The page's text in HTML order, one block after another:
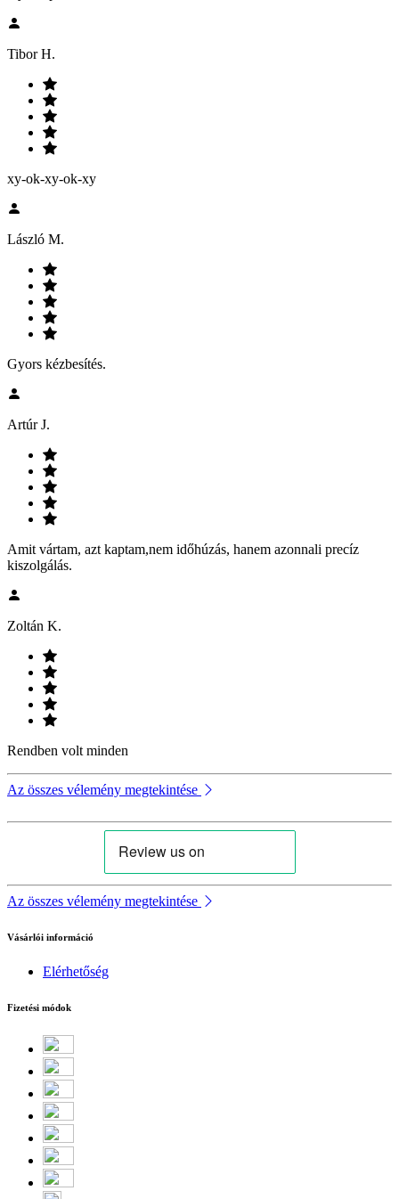
Tibor H.
xy-ok-xy-ok-xy
László M.
Gyors kézbesítés.
Artúr J.
Amit vártam, azt kaptam,nem időhúzás, hanem azonnali precíz
kiszolgálás.
Zoltán K.
Rendben volt minden
Az összes vélemény megtekintése
Az összes vélemény megtekintése
Vásárlói információ
Elérhetőség
Fizetési módok